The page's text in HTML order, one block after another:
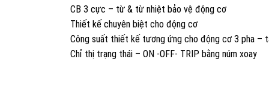
CB 3 cực – từ & từ nhiệt bảo vệ động cơ
Thiết kế chuyên biệt cho động cơ
Công suất thiết kế tương ứng cho động cơ 3 pha –
Chỉ thị trạng thái – ON -OFF- TRIP bằng núm xoay